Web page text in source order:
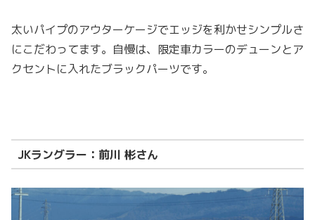
太いパイプのアウターケージでエッジを利かせシンプルさ
にこだわってます。自慢は、限定車カラーのデューンとア
クセントに入れたブラックパーツです。
JKラングラー：前川 彬さん